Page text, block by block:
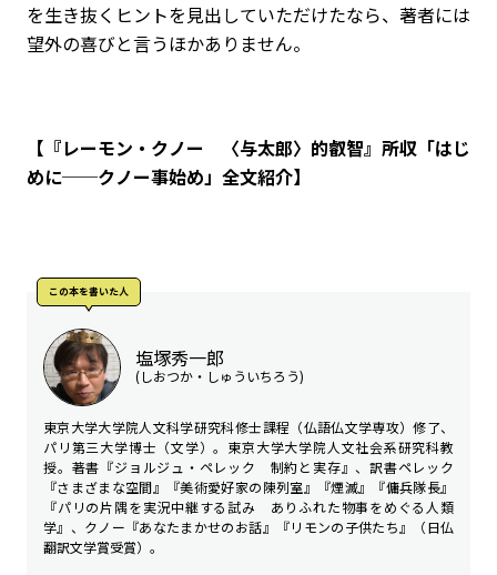
を生き抜くヒントを見出していただけたなら、著者には
望外の喜びと言うほかありません。
【『レーモン・クノー 〈与太郎〉的叡智』所収「はじ
めに──クノー事始め」全文紹介】
この本を書いた人
塩塚秀一郎
(しおつか・しゅういちろう)
東京大学大学院人文科学研究科修士課程（仏語仏文学専攻）修了、
パリ第三大学博士（文学）。東京大学大学院人文社会系研究科教
授。著書『ジョルジュ・ペレック 制約と実存』、訳書ペレック
『さまざまな空間』『美術愛好家の陳列室』『煙滅』『傭兵隊長』
『パリの片隅を実況中継する試み ありふれた物事をめぐる人類
学』、クノー『あなたまかせのお話』『リモンの子供たち』（日仏
翻訳文学賞受賞）。